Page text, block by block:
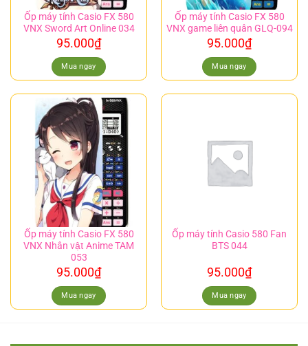
Ốp máy tính Casio FX 580
VNX Sword Art Online 034
95.000₫
Mua ngay
Ốp máy tính Casio FX 580
VNX game liên quân GLQ-094
95.000₫
Mua ngay
Ốp máy tính Casio FX 580
VNX Nhân vật Anime TAM
053
95.000₫
Mua ngay
Ốp máy tính Casio 580 Fan
BTS 044
95.000₫
Mua ngay